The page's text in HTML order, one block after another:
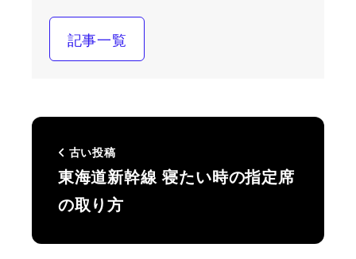
記事一覧
古い投稿
東海道新幹線 寝たい時の指定席
の取り方